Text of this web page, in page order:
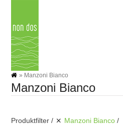
content
» Manzoni Bianco
Manzoni Bianco
Produktfilter Manzoni Bianco